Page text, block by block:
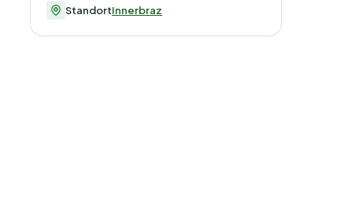
StandortInnerbraz